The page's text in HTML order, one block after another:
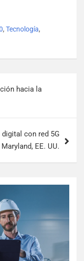
, Tecnología,
hacia la
con red 5G
EE. UU.